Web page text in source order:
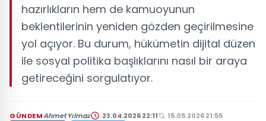
hazırlıkların hem de kamuoyunun
beklentilerinin yeniden gözden geçirilmesine
yol açıyor. Bu durum, hükümetin dijital düzen
ile sosyal politika başlıklarını nasıl bir araya
getireceğini sorgulatıyor.
GÜNDEMAhmet Yılmaz 23.04.2026 22:11 15.05.2026 21:55